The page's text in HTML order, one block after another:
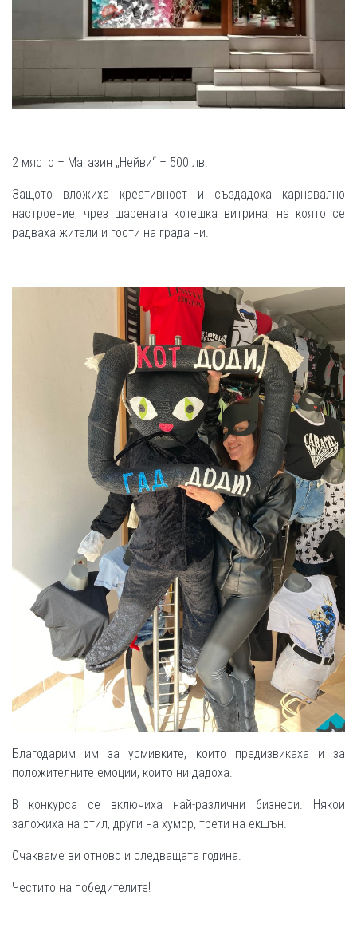
2 място – Магазин „Нейви“ – 500 лв.
Защото вложиха креативност и създадоха карнавално
настроение, чрез шарената котешка витрина, на която се
радваха жители и гости на града ни.
Благодарим им за усмивките, които предизвикаха и за
положителните емоции, които ни дадоха.
В конкурса се включиха най-различни бизнеси. Някои
заложиха на стил, други на хумор, трети на екшън.
Очакваме ви отново и следващата година.
Честито на победителите!